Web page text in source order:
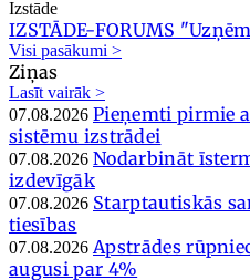
Izstāde
IZSTĀDE-FORUMS
Visi pasākumi >
Ziņas
Lasīt vairāk >
07.08.2026 Pieņemti pirmie
sistēmu izstrādei
07.08.2026 Nodarbināt
izdevīgāk
07.08.2026 Starptautiskās
tiesības
07.08.2026 Apstrādes
augusi par 4%